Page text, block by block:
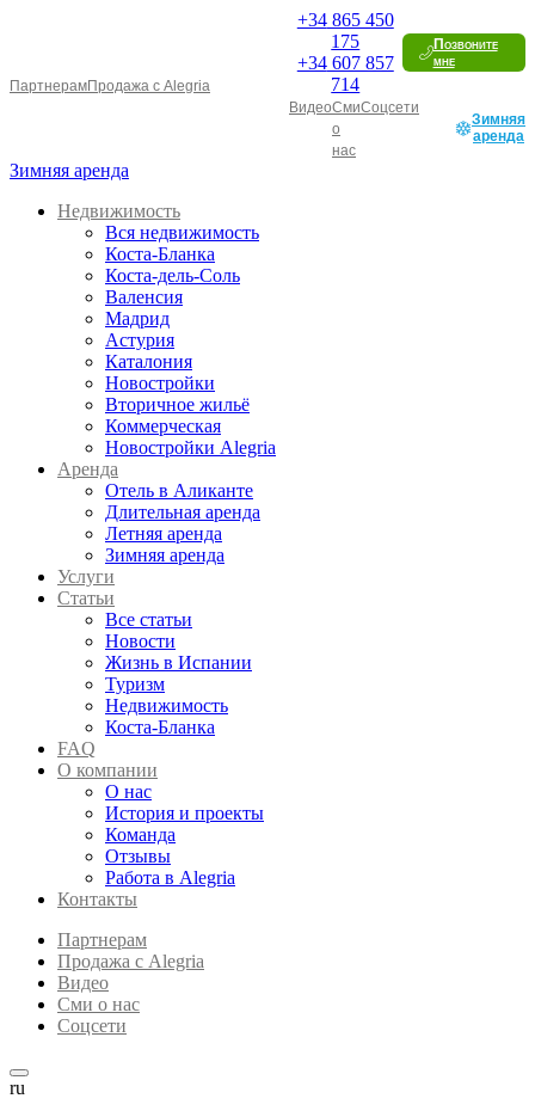
ПартнерамПродажа с Alegria
+34865 450
175
+34607 857
714
Позвоните
мне
ВидеоСми
о
нас
Соцсети
Зимняя
аренда
Зимняя аренда
Недвижимость
Вся недвижимость
Коста-Бланка
Коста-дель-Соль
Валенсия
Мадрид
Астурия
Каталония
Новостройки
Вторичное жильё
Коммерческая
Новостройки Alegria
Аренда
Отель в Аликанте
Длительная аренда
Летняя аренда
Зимняя аренда
Услуги
Статьи
Все статьи
Новости
Жизнь в Испании
Туризм
Недвижимость
Коста-Бланка
FAQ
О компании
О нас
История и проекты
Команда
Отзывы
Работа в Alegria
Контакты
Партнерам
Продажа с Alegria
Видео
Сми о нас
Соцсети
ru